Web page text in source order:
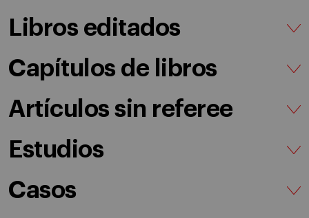
Libros editados
Capítulos de libros
Artículos sin referee
Estudios
Casos